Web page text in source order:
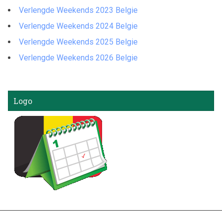
Verlengde Weekends 2023 Belgie
Verlengde Weekends 2024 Belgie
Verlengde Weekends 2025 Belgie
Verlengde Weekends 2026 Belgie
Logo